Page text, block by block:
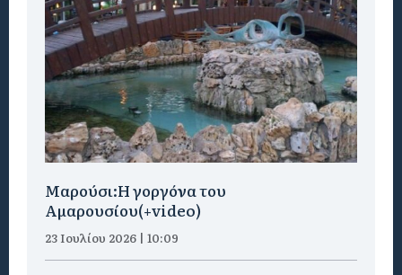
Μαρούσι:H γοργόνα του
Αμαρουσίου(+video)
23 Ιουλίου 2026 | 10:09